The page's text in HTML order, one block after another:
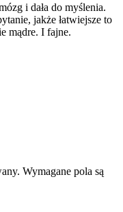
i dała do myślenia.
jakże łatwiejsze to
mądre. I fajne.
Wymagane pola są